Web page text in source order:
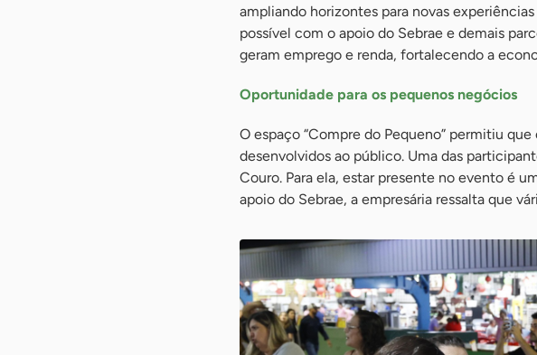
ampliando horizontes para novas
possível com o apoio do Sebrae e demais
geram emprego e renda, fortalecendo a
Oportunidade para os pequenos negócios
O espaço “Compre do Pequeno” permitiu
desenvolvidos ao público. Uma das
Couro. Para ela, estar presente no evento é
apoio do Sebrae, a empresária ressalta que